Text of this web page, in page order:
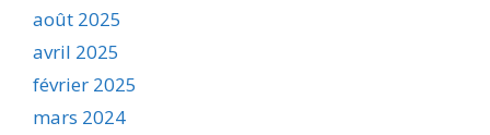
août 2025
avril 2025
février 2025
mars 2024